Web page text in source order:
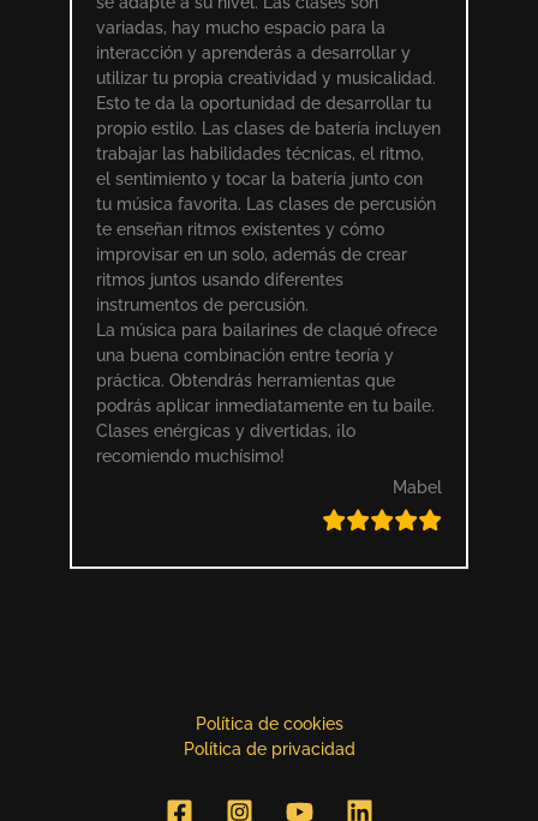
variadas, hay mucho espacio para la
interacción y aprenderás a desarrollar y
utilizar tu propia creatividad y musicalidad.
Esto te da la oportunidad de desarrollar tu
propio estilo. Las clases de batería incluyen
trabajar las habilidades técnicas, el ritmo,
el sentimiento y tocar la batería junto con
tu música favorita. Las clases de percusión
te enseñan ritmos existentes y cómo
improvisar en un solo, además de crear
ritmos juntos usando diferentes
instrumentos de percusión.
La música para bailarines de claqué ofrece
una buena combinación entre teoría y
práctica. Obtendrás herramientas que
podrás aplicar inmediatamente en tu baile.
Clases enérgicas y divertidas, ¡lo
recomiendo muchísimo!
Mabel
Política de cookies
Política de privacidad